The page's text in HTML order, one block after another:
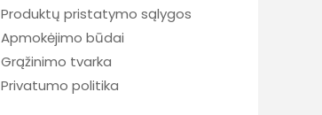
Produktų pristatymo sąlygos
Apmokėjimo būdai
Grąžinimo tvarka
Privatumo politika